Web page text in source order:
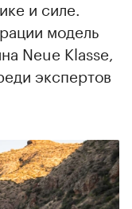
и силе.
модель
Neue Klasse,
экспертов